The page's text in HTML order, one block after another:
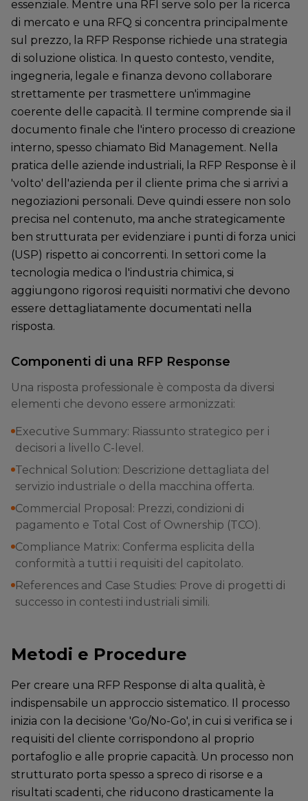
essenziale. Mentre una RFI serve solo per la ricerca
di mercato e una RFQ si concentra principalmente
sul prezzo, la RFP Response richiede una strategia
di soluzione olistica. In questo contesto, vendite,
ingegneria, legale e finanza devono collaborare
strettamente per trasmettere un'immagine
coerente delle capacità. Il termine comprende sia il
documento finale che l'intero processo di creazione
interno, spesso chiamato Bid Management. Nella
pratica delle aziende industriali, la RFP Response è il
'volto' dell'azienda per il cliente prima che si arrivi a
negoziazioni personali. Deve quindi essere non solo
precisa nel contenuto, ma anche strategicamente
ben strutturata per evidenziare i punti di forza unici
(USP) rispetto ai concorrenti. In settori come la
tecnologia medica o l'industria chimica, si
aggiungono rigorosi requisiti normativi che devono
essere dettagliatamente documentati nella
risposta.
Componenti di una RFP Response
Una risposta professionale è composta da diversi
elementi che devono essere armonizzati:
Executive Summary: Riassunto strategico per i
decisori a livello C-level.
Technical Solution: Descrizione dettagliata del
servizio industriale o della macchina offerta.
Commercial Proposal: Prezzi, condizioni di
pagamento e Total Cost of Ownership (TCO).
Compliance Matrix: Conferma esplicita della
conformità a tutti i requisiti del capitolato.
References and Case Studies: Prove di progetti di
successo in contesti industriali simili.
Metodi e Procedure
Per creare una RFP Response di alta qualità, è
indispensabile un approccio sistematico. Il processo
inizia con la decisione 'Go/No-Go', in cui si verifica se i
requisiti del cliente corrispondono al proprio
portafoglio e alle proprie capacità. Un processo non
strutturato porta spesso a spreco di risorse e a
risultati scadenti, che riducono drasticamente la